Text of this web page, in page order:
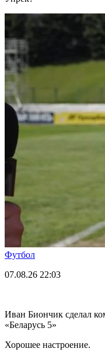
Футбол
07.08.26 22:03
Иван Биончик сделал
«Беларусь 5»
Хорошее настроение.